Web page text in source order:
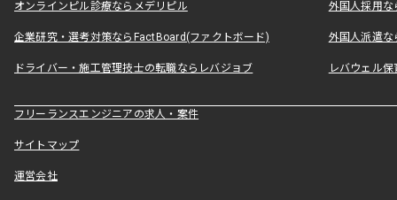
オンラインピル診療ならメデリピル 外国人採用
企業研究・選考対策ならFactBoard(ファクトボード) 外国人派遣な
ドライバー・施工管理技士の転職ならレバジョブ レバウェル
フリーランスエンジニアの求人・案件
サイトマップ
運営会社